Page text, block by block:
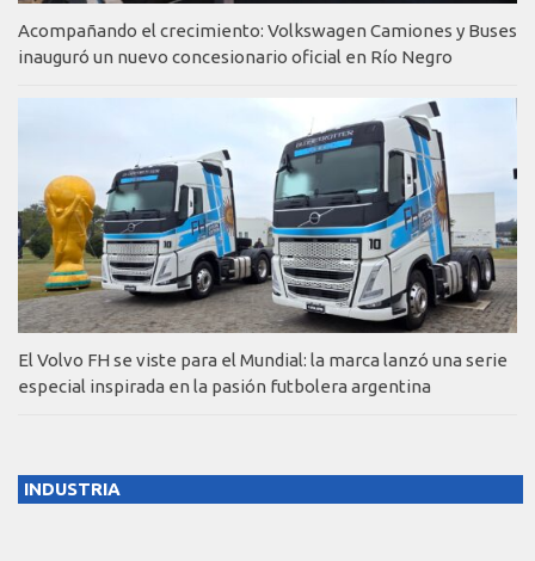
Acompañando el crecimiento: Volkswagen Camiones y Buses
inauguró un nuevo concesionario oficial en Río Negro
El Volvo FH se viste para el Mundial: la marca lanzó una serie
especial inspirada en la pasión futbolera argentina
INDUSTRIA